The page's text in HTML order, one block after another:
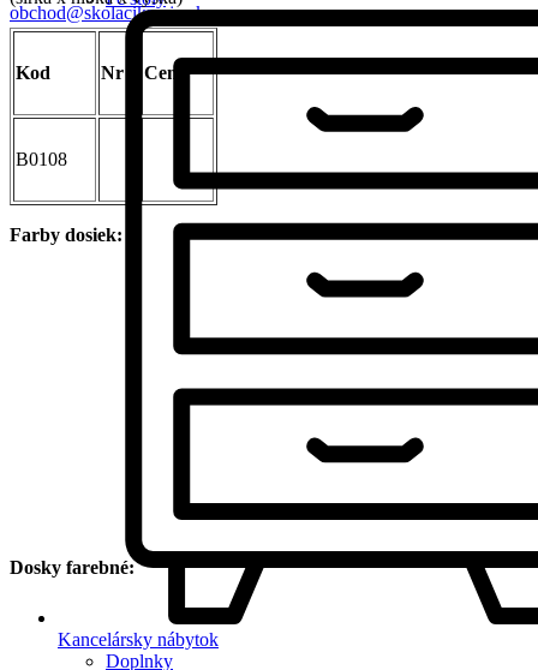
obchod@skolacikmajo.sk
Kancelársky nábytok
Doplnky
Kod Nr Cena
B0108
Farby dosiek:
Dosky farebné: